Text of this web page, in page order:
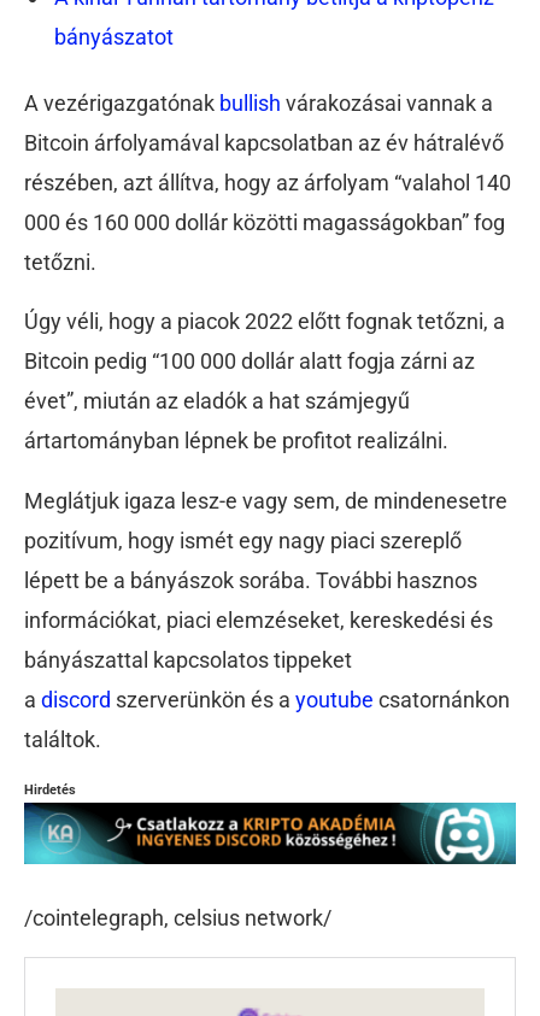
bányászatot
A vezérigazgatónak bullish várakozásai vannak a
Bitcoin árfolyamával kapcsolatban az év hátralévő
részében, azt állítva, hogy az árfolyam “valahol 140
000 és 160 000 dollár közötti magasságokban” fog
tetőzni.
Úgy véli, hogy a piacok 2022 előtt fognak tetőzni, a
Bitcoin pedig “100 000 dollár alatt fogja zárni az
évet”, miután az eladók a hat számjegyű
ártartományban lépnek be profitot realizálni.
Meglátjuk igaza lesz-e vagy sem, de mindenesetre
pozitívum, hogy ismét egy nagy piaci szereplő
lépett be a bányászok sorába. További hasznos
információkat, piaci elemzéseket, kereskedési és
bányászattal kapcsolatos tippeket
a discord szerverünkön és a youtube csatornánkon
találtok.
Hirdetés
/cointelegraph, celsius network/